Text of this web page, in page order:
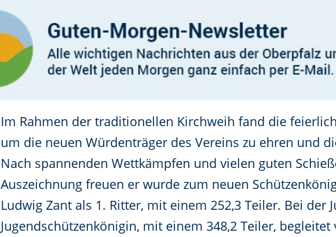
Im Rahmen der traditionellen Kirchweih fand die
um die neuen Würdenträger des Vereins zu ehren und
Nach spannenden Wettkämpfen und vielen guten
Auszeichnung freuen er wurde zum neuen
Ludwig Zant als 1. Ritter, mit einem 252,3 Teiler. Bei
Jugendschützenkönigin, mit einem 348,2 Teiler,